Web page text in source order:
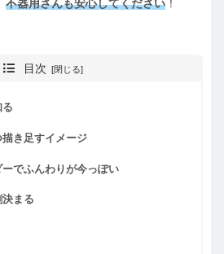
不器用さんも安心してください ！
目次
る
き足すイメージ
でふんわりが今っぽい
まる